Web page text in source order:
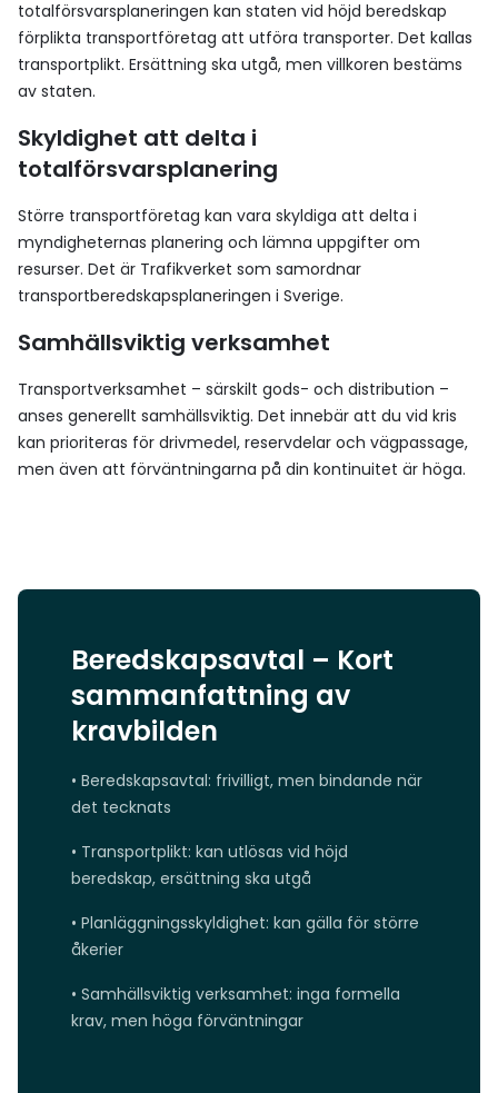
totalförsvarsplaneringen kan staten vid höjd beredskap
förplikta transportföretag att utföra transporter. Det kallas
transportplikt. Ersättning ska utgå, men villkoren bestäms
av staten.
Skyldighet att delta i
totalförsvarsplanering
Större transportföretag kan vara skyldiga att delta i
myndigheternas planering och lämna uppgifter om
resurser. Det är Trafikverket som samordnar
transportberedskapsplaneringen i Sverige.
Samhällsviktig verksamhet
Transportverksamhet – särskilt gods- och distribution –
anses generellt samhällsviktig. Det innebär att du vid kris
kan prioriteras för drivmedel, reservdelar och vägpassage,
men även att förväntningarna på din kontinuitet är höga.
Beredskapsavtal – Kort
sammanfattning av
kravbilden
• Beredskapsavtal: frivilligt, men bindande när
det tecknats
• Transportplikt: kan utlösas vid höjd
beredskap, ersättning ska utgå
• Planläggningsskyldighet: kan gälla för större
åkerier
• Samhällsviktig verksamhet: inga formella
krav, men höga förväntningar